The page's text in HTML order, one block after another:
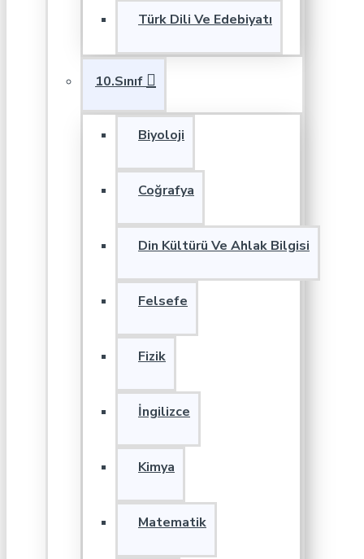
Türk Dili Ve Edebiyatı
10.Sınıf
Biyoloji
Coğrafya
Din Kültürü Ve Ahlak Bilgisi
Felsefe
Fizik
İngilizce
Kimya
Matematik